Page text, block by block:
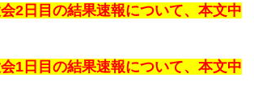
2日目の結果速報について、本文中
1日目の結果速報について、本文中